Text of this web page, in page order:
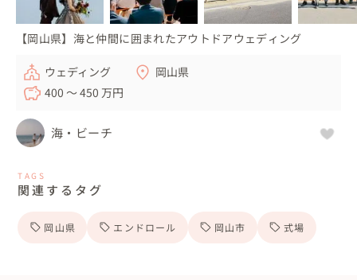
【岡山県】海と仲間に囲まれたアウトドアウェディング
ウェディング
岡山県
400 〜 450 万円
海・ビーチ
TAGS
関連するタグ
岡山県 エンドロール 岡山市 式場